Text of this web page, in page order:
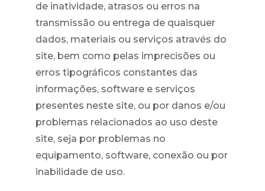
de inatividade, atrasos ou erros na
transmissão ou entrega de quaisquer
dados, materiais ou serviços através do
site, bem como pelas imprecisões ou
erros tipográficos constantes das
informações, software e serviços
presentes neste site, ou por danos e/ou
problemas relacionados ao uso deste
site, seja por problemas no
equipamento, software, conexão ou por
inabilidade de uso.